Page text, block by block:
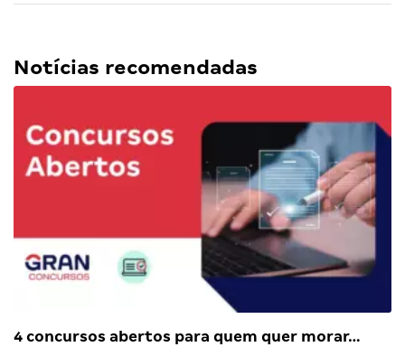
Notícias recomendadas
4 concursos abertos para quem quer morar…